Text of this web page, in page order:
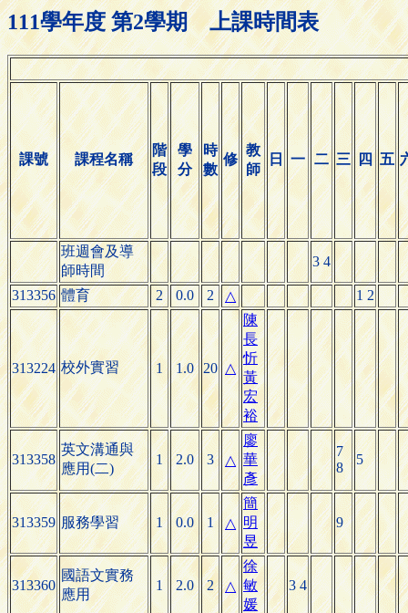
111學年度 第2學期 上課時間表
課號 課程名稱
階
段
學
分
時
數
修
教
師
日 一 二 三 四 五
班週會及導
師時間
3 4
313356 體育 2 0.0 2 △ 1 2
313224 校外實習 1 1.0 20 △
陳
長
忻
黃
宏
裕
313358
英文溝通與
應用(二)
1 2.0 3 △
廖
華
彥
7
8
5
313359 服務學習 1 0.0 1 △
簡
明
昱
9
313360
國語文實務
應用
1 2.0 2 △
徐
敏
媛
3 4